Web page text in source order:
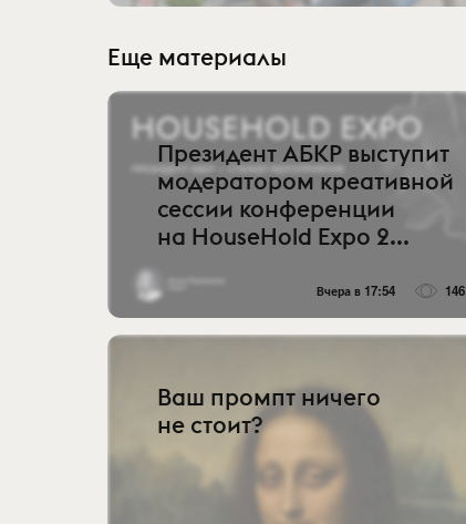
Еще материалы
Президент АБКР выступит
модератором креативной
сессии конференции
на HouseHold Expo 2...
Вчера в 17:54 146
Ваш промпт ничего
не стоит?